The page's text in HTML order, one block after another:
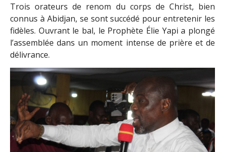
Trois orateurs de renom du corps de Christ, bien
connus à Abidjan, se sont succédé pour entretenir les
fidèles. Ouvrant le bal, le Prophète Élie Yapi a plongé
l’assemblée dans un moment intense de prière et de
délivrance.